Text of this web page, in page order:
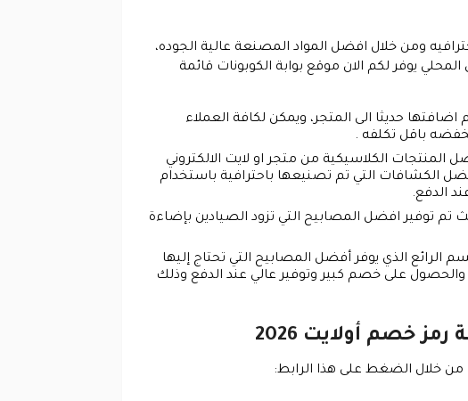
ومن خلال افضل المواد المصنعة عالية الجوده،
يوفر لكم الان موقع بوابة الكوبونات قائمة
حديثا الى المتجر، ويمكن لكافة العملاء
الكلاسيكية من متجر او لايت الالكتروني
الكشافات التي تم تصنيعها باحترافية باستخدام
الدفع.
تم توفير افضل المصابيح التي تزود الصيادين بإضاءة
الرائع الذي يوفر أفضل المصابيح التي تحتاج إليها
على خصم كبير وتوفير عالي عند الدفع وذلك
خصم أولايت 2026
من خلال الضغط على هذا الرابط: